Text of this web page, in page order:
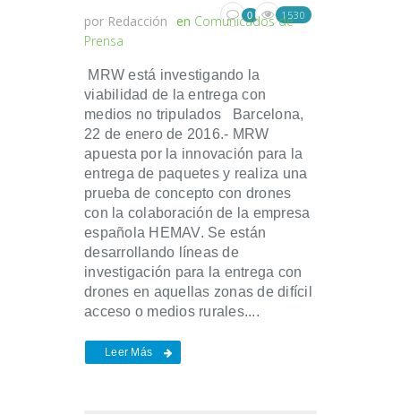
por Redacción en Comunicados de
Prensa
0 1530
MRW está investigando la
viabilidad de la entrega con
medios no tripulados Barcelona,
22 de enero de 2016.- MRW
apuesta por la innovación para la
entrega de paquetes y realiza una
prueba de concepto con drones
con la colaboración de la empresa
española HEMAV. Se están
desarrollando líneas de
investigación para la entrega con
drones en aquellas zonas de difícil
acceso o medios rurales....
Leer Más